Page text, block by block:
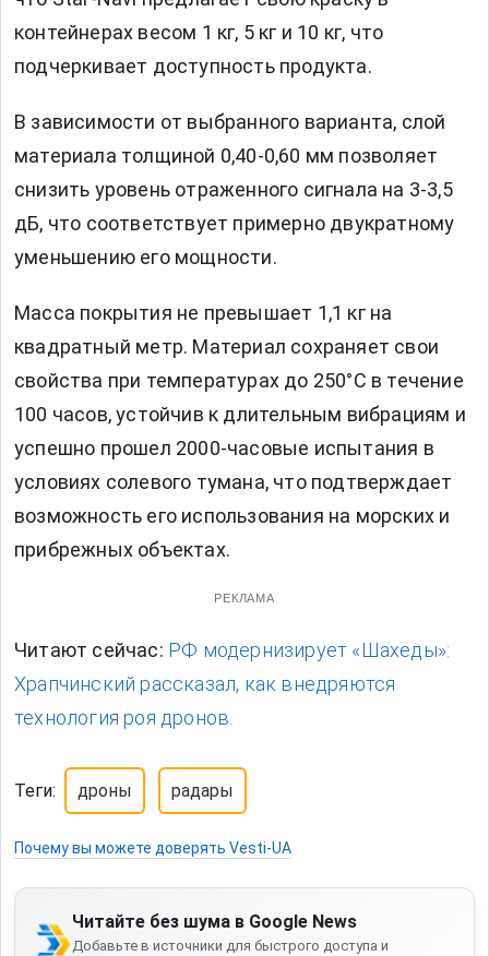
контейнерах весом 1 кг, 5 кг и 10 кг, что
подчеркивает доступность продукта.
В зависимости от выбранного варианта, слой
материала толщиной 0,40-0,60 мм позволяет
снизить уровень отраженного сигнала на 3-3,5
дБ, что соответствует примерно двукратному
уменьшению его мощности.
Масса покрытия не превышает 1,1 кг на
квадратный метр. Материал сохраняет свои
свойства при температурах до 250°C в течение
100 часов, устойчив к длительным вибрациям и
успешно прошел 2000-часовые испытания в
условиях солевого тумана, что подтверждает
возможность его использования на морских и
прибрежных объектах.
РЕКЛАМА
Читают сейчас: РФ модернизирует «Шахеды»:
Храпчинский рассказал, как внедряются
технология роя дронов.
Теги: дроны радары
Почему вы можете доверять Vesti-UA
Читайте без шума в Google News
Добавьте в источники для быстрого доступа и